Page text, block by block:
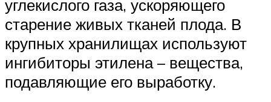
углекислого газа, ускоряющего
старение живых тканей плода. В
крупных хранилищах используют
ингибиторы этилена – вещества,
подавляющие его выработку.